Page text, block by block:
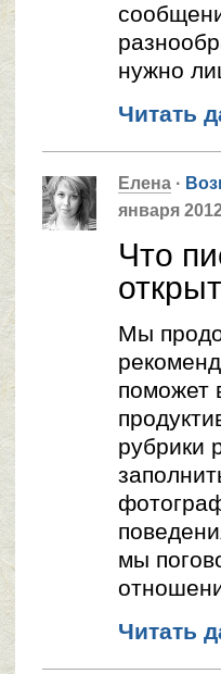
нужно
Читать
Елена ·
января
Что
Мы
поможет
рубрики
мы
Читать